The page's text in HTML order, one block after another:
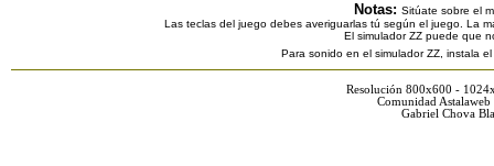
Notas: Sitúate sobre el
Las teclas del juego debes averiguarlas tú según el juego. La
El simulador ZZ puede que
Para sonido en el simulador ZZ, instala
Resolución 800x600 -
Comunidad
Gabriel Chova